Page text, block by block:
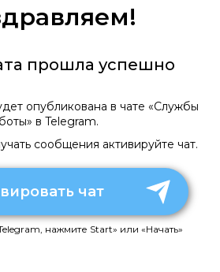
прошла успешно
опубликована в чате «Службы
в Telegram.
сообщения активируйте чат.
чат
нажмите Start» или «Начать»